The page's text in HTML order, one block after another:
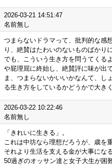
2026-03-21 14:51:47
名前無し
つまらないドラマって、批判的な感
り、絶賛はたわいのないものばかり
でも、こういう生き方を問うてくる
や屁理屈に終始し、絶賛評に味が出て
ま、つまらないかいいかなんて、し
る生き方をしているかどうかで大き
2026-03-22 10:22:46
名前無し
「きれいに生きる」。
これは中坊なら理想だろうが、歳を
それより生活を支える金が大事になる
50過ぎのオッサン達と女子大生が困